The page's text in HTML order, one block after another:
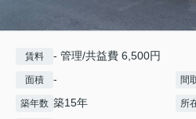
賃料 - 管理/共益費 6,500円
面積 - 間
築年数 築15年 所